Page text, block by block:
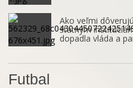
Ako veľmi
štátnym
dopadla vláda a
Futbal